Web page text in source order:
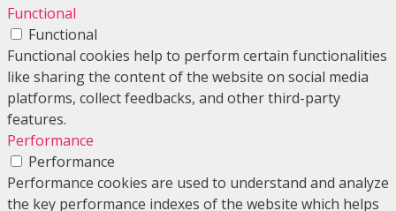
Functional
Functional
Functional cookies help to perform certain functionalities
like sharing the content of the website on social media
platforms, collect feedbacks, and other third-party
features.
Performance
Performance
Performance cookies are used to understand and analyze
the key performance indexes of the website which helps